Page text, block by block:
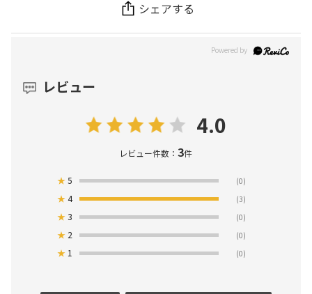
シェアする
レビュー
4.0
レビュー件数：3件
★5 (0)
★4 (3)
★3 (0)
★ 2 (0)
★ 1 (0)